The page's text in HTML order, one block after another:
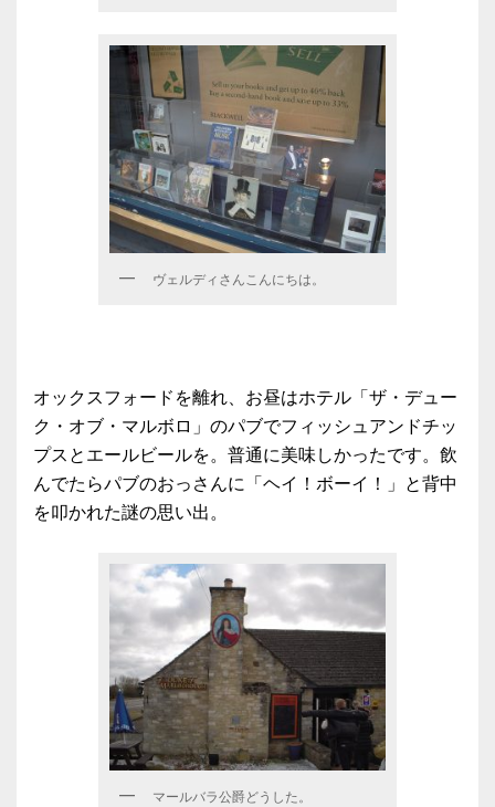
ヴェルディさんこんにちは。
オックスフォードを離れ、お昼はホテル「ザ・デュー
ク・オブ・マルボロ」のパブでフィッシュアンドチッ
プスとエールビールを。普通に美味しかったです。飲
んでたらパブのおっさんに「ヘイ！ボーイ！」と背中
を叩かれた謎の思い出。
マールバラ公爵どうした。